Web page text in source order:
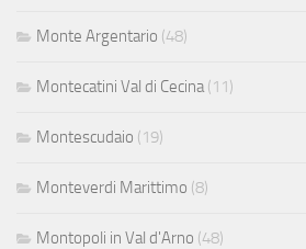
Monte Argentario (48)
Montecatini Val di Cecina (11)
Montescudaio (19)
Monteverdi Marittimo (8)
Montopoli in Val d'Arno (48)